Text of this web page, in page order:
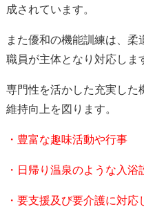
成されています。
また優和の機能訓練は、柔
職員が主体となり対応しま
専門性を活かした充実した
維持向上を図ります。
・豊富な趣味活動や行事
・日帰り温泉のような入浴
・要支援及び要介護に対応